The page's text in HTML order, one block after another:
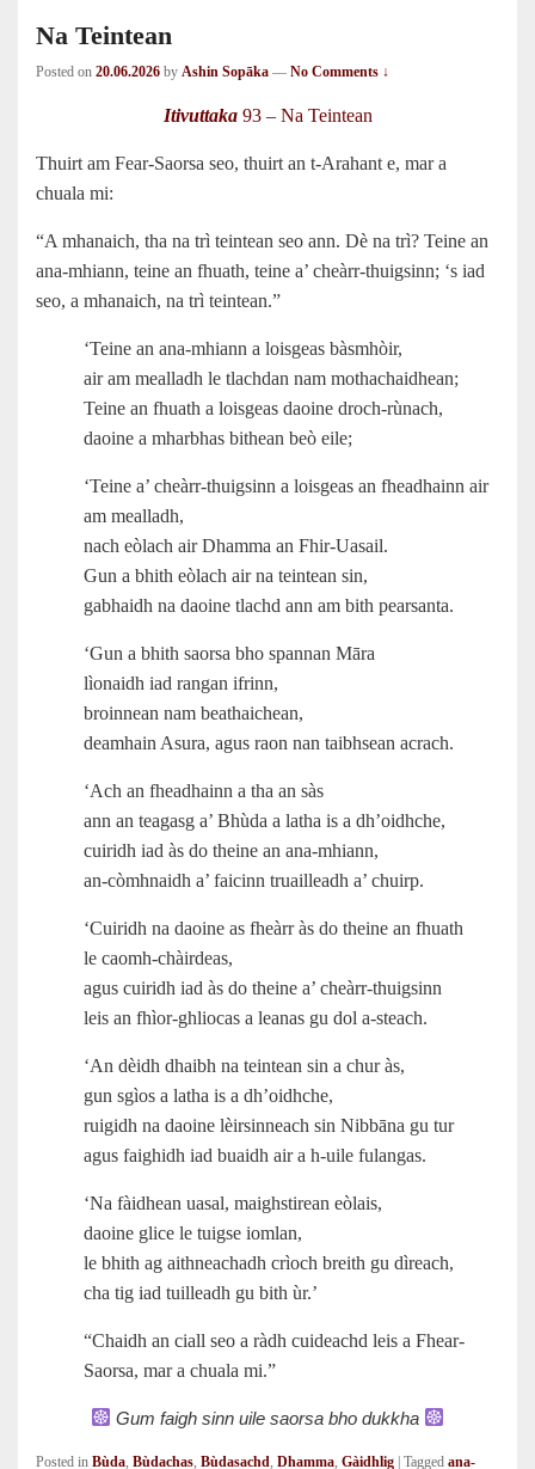
Na Teintean
Posted on 20.06.2026 by Ashin Sopāka — No Comments ↓
Itivuttaka93 – Na Teintean
Thuirt am Fear-Saorsa seo, thuirt an t‑Arahant e, mar a
chuala mi:
“A mhanaich, tha na trì teintean seo ann. Dè na trì? Teine an
ana-mhiann, teine an fhuath, teine a’ cheàrr-thuigsinn; ‘s iad
seo, a mhanaich, na trì teintean.”
‘Teine an ana-mhiann a loisgeas bàsmhòir,
air am mealladh le tlachdan nam mothachaidhean;
Teine an fhuath a loisgeas daoine droch‑rùnach,
daoine a mharbhas bithean beò eile;
‘Teine a’ cheàrr-thuigsinn a loisgeas an fheadhainn air
am mealladh,
nach eòlach air Dhamma an Fhir‑Uasail.
Gun a bhith eòlach air na teintean sin,
gabhaidh na daoine tlachd ann am bith pearsanta.
‘Gun a bhith saorsa bho spannan Māra
lìonaidh iad rangan ifrinn,
broinnean nam beathaichean,
deamhain Asura, agus raon nan taibhsean acrach.
‘Ach an fheadhainn a tha an sàs
ann an teagasg a’ Bhùda a latha is a dh’oidhche,
cuiridh iad às do theine an ana-mhiann,
an‑còmhnaidh a’ faicinn truailleadh a’ chuirp.
‘Cuiridh na daoine as fheàrr às do theine an fhuath
le caomh-chàirdeas,
agus cuiridh iad às do theine a’ cheàrr-thuigsinn
leis an fhìor‑ghliocas a leanas gu dol a‑steach.
‘An dèidh dhaibh na teintean sin a chur às,
gun sgìos a latha is a dh’oidhche,
ruigidh na daoine lèirsinneach sin Nibbāna gu tur
agus faighidh iad buaidh air a h‑uile fulangas.
‘Na fàidhean uasal, maighstirean eòlais,
daoine glice le tuigse iomlan,
le bhith ag aithneachadh crìoch breith gu dìreach,
cha tig iad tuilleadh gu bith ùr.’
“Chaidh an ciall seo a ràdh cuideachd leis a Fhear-
Saorsa, mar a chuala mi.”
Gum faigh sinn uile saorsa bho dukkha
Posted in Bùda, Bùdachas, Bùdasachd, Dhamma, Gàidhlig Tagged ana-